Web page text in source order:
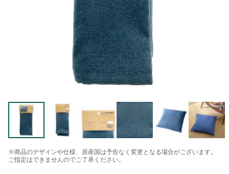
※商品のデザインや仕様、原産国は予告なく変更となる場合がございます。
ご指定はできませんのでご了承ください。